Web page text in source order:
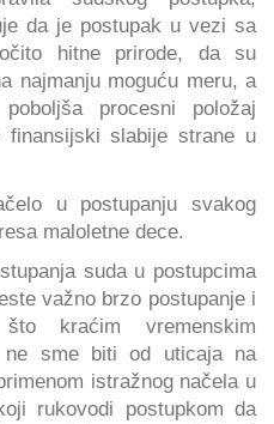
da je postupak u vezi sa
hitne prirode, da su
najmanju moguću meru, a
procesni položaj
finansijski slabije strane u
u postupanju svakog
maloletne dece.
suda u postupcima
važno brzo postupanje i
kraćim vremenskim
sme biti od uticaja na
istražnog načela u
rukovodi postupkom da